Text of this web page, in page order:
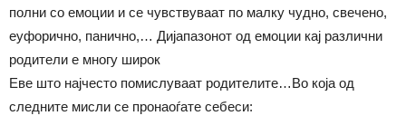
полни со емоции и се чувствуваат по малку чудно, свечено,
еуфорично, панично,… Дијапазонот од емоции кај различни
родители е многу широк
Еве што најчесто помислуваат родителите…Во која од
следните мисли се пронаоѓате себеси: